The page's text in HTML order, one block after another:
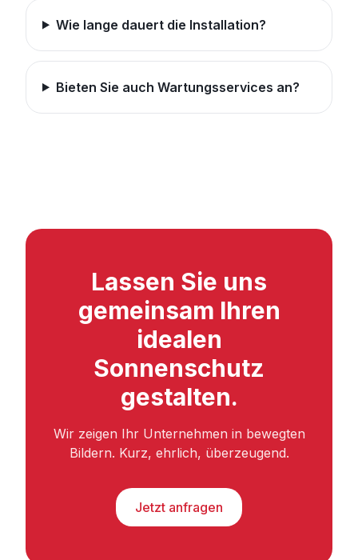
Wie lange dauert die Installation?
Bieten Sie auch Wartungsservices an?
Lassen Sie uns
gemeinsam Ihren
idealen
Sonnenschutz
gestalten.
Wir zeigen Ihr Unternehmen in bewegten
Bildern. Kurz, ehrlich, überzeugend.
Jetzt anfragen